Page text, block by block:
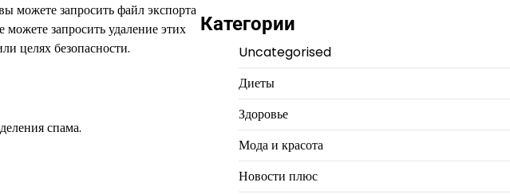
можете запросить файл экспорта
запросить удаление этих
целях безопасности.
спама.
Категории
Uncategorised
Диеты
Здоровье
Мода и красота
Новости плюс